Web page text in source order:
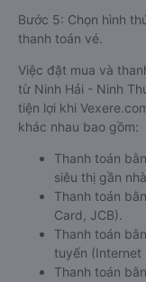
Bước 5: Chọn hình
thanh toán vé.
Việc đặt mua và
từ Ninh Hải - Ninh
tiện lợi khi
khác nhau bao gồm:
Thanh toán
siêu thị gần
Thanh toán
Card, JCB).
Thanh toán
tuyến (Internet
Thanh toán